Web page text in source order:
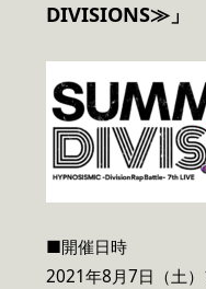
DIVISIONS≫」
■開催日時
2021年8月7日（土